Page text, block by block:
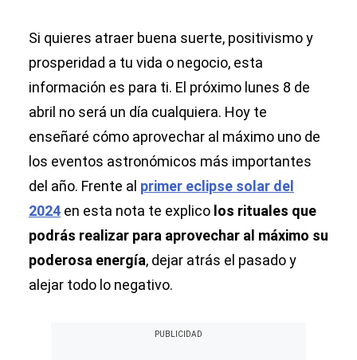
Si quieres atraer buena suerte, positivismo y
prosperidad a tu vida o negocio, esta
información es para ti. El próximo lunes 8 de
abril no será un día cualquiera. Hoy te
enseñaré cómo aprovechar al máximo uno de
los eventos astronómicos más importantes
del año. Frente al primer eclipse solar del
2024 en esta nota te explico los rituales que
podrás realizar para aprovechar al máximo su
poderosa energía, dejar atrás el pasado y
alejar todo lo negativo.